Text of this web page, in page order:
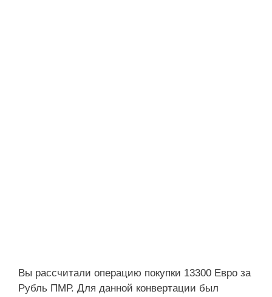
Вы рассчитали операцию покупки 13300 Евро за
Рубль ПМР. Для данной конвертации был